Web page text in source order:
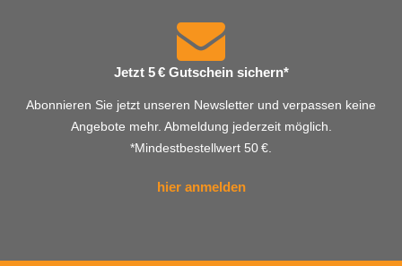
Jetzt 5 € Gutschein sichern*
Abonnieren Sie jetzt unseren Newsletter und verpassen keine
Angebote mehr. Abmeldung jederzeit möglich.
*Mindestbestellwert 50 €.
hier anmelden